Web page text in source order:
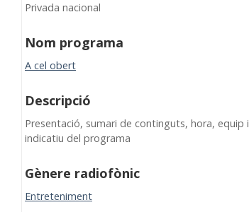
Privada nacional
Nom programa
A cel obert
Descripció
Presentació, sumari de continguts, hora, equip i
indicatiu del programa
Gènere radiofònic
Entreteniment